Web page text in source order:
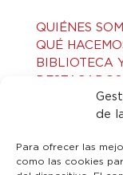
de
Para ofrecer las
como las cookies
QUIÉNES
QUÉ
BIBLIOTECA
DESTACADOS
ACTIVIDADES
VISITAS